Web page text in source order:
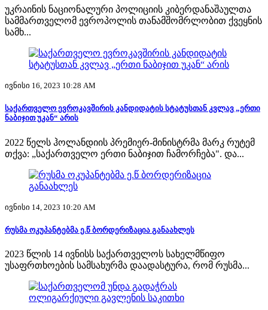
უკრაინის ნაციონალური პოლიციის კიბერდანაშაულთა
სამმართველომ ევროპოლის თანამშომრლობით ქვეყნის
სამხ...
ივნისი 16, 2023 10:28 AM
საქართველო ევროკავშირის კანდიდატის სტატუსთან კვლავ „ერთი
ნაბიჯით უკან“ არის
2022 წელს ჰოლანდიის პრემიერ-მინისტრმა მარკ რუტემ
თქვა: „საქართველო ერთი ნაბიჯით ჩამორჩება". და...
ივნისი 14, 2023 10:20 AM
რუსმა ოკუპანტებმა ე.წ ბორდერიზაცია განაახლეს
2023 წლის 14 ივნისს საქართველოს სახელმწიფო
უსაფრთხოების სამსახურმა დაადასტურა, რომ რუსმა...